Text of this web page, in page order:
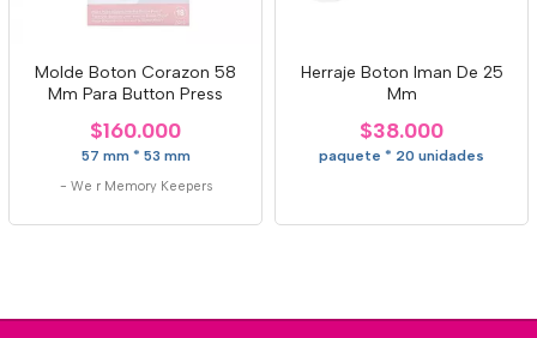
Molde Boton Corazon 58
Mm Para Button Press
$160.000
57 mm * 53 mm
- We r Memory Keepers
Herraje Boton Iman De 25
Mm
$38.000
paquete * 20 unidades